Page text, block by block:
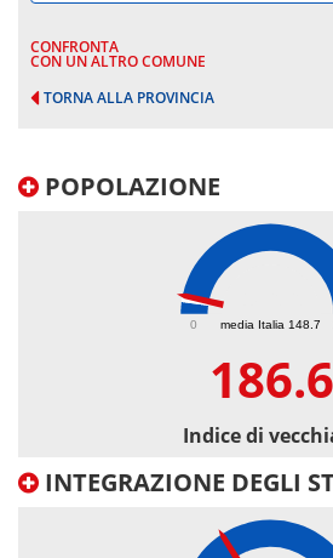
CONFRONTA
CON UN ALTRO COMUNE
TORNA ALLA PROVINCIA
POPOLAZIONE
media Italia 148.7
0
186.6
Indice di
INTEGRAZIONE DEGLI